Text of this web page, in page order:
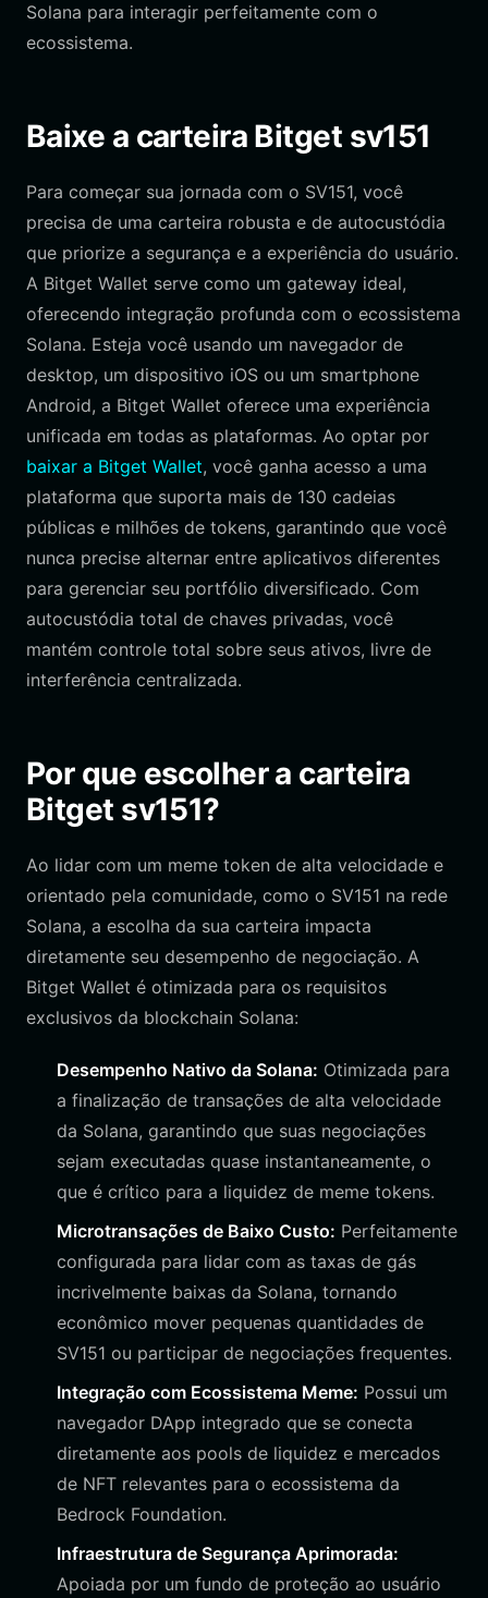
Solana para interagir perfeitamente com o
ecossistema.
Baixe a carteira Bitget sv151
Para começar sua jornada com o SV151, você
precisa de uma carteira robusta e de autocustódia
que priorize a segurança e a experiência do usuário.
A Bitget Wallet serve como um gateway ideal,
oferecendo integração profunda com o ecossistema
Solana. Esteja você usando um navegador de
desktop, um dispositivo iOS ou um smartphone
Android, a Bitget Wallet oferece uma experiência
unificada em todas as plataformas. Ao optar por
baixar a Bitget Wallet, você ganha acesso a uma
plataforma que suporta mais de 130 cadeias
públicas e milhões de tokens, garantindo que você
nunca precise alternar entre aplicativos diferentes
para gerenciar seu portfólio diversificado. Com
autocustódia total de chaves privadas, você
mantém controle total sobre seus ativos, livre de
interferência centralizada.
Por que escolher a carteira
Bitget sv151?
Ao lidar com um meme token de alta velocidade e
orientado pela comunidade, como o SV151 na rede
Solana, a escolha da sua carteira impacta
diretamente seu desempenho de negociação. A
Bitget Wallet é otimizada para os requisitos
exclusivos da blockchain Solana:
Desempenho Nativo da Solana: Otimizada para
a finalização de transações de alta velocidade
da Solana, garantindo que suas negociações
sejam executadas quase instantaneamente, o
que é crítico para a liquidez de meme tokens.
Microtransações de Baixo Custo: Perfeitamente
configurada para lidar com as taxas de gás
incrivelmente baixas da Solana, tornando
econômico mover pequenas quantidades de
SV151 ou participar de negociações frequentes.
Integração com Ecossistema Meme: Possui um
navegador DApp integrado que se conecta
diretamente aos pools de liquidez e mercados
de NFT relevantes para o ecossistema da
Bedrock Foundation.
Infraestrutura de Segurança Aprimorada:
Apoiada por um fundo de proteção ao usuário